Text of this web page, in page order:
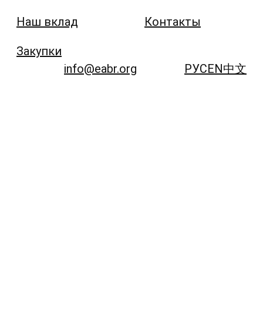
Наш вклад
Закупки
Контакты
info@eabr.org РУСEN中文